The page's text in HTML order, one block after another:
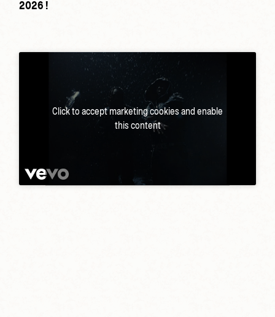
2026 !
Click to accept marketing cookies and enable
this content